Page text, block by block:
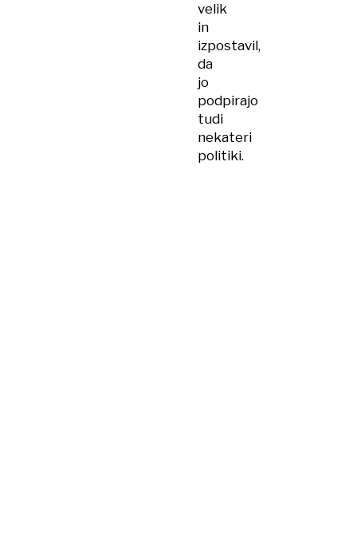
velik
in
izpostavil,
da
jo
podpirajo
tudi
nekateri
politiki.